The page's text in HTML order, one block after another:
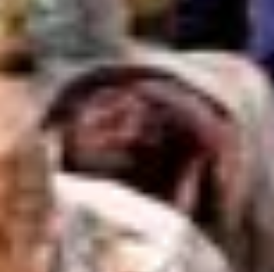
ოჯახურ განლაგებაში წარმოუდგენლად ძლიერი კავშირი
შეიმჩნევა ხოლმე დამნაშავეებსა და მსხვერპლებს
შორის განსაკუთრებით მსოფლიო ომების კონტექსტში.
იმ დროინდელი დანაშაულები ან ქმედებები ხშირად
დღევანდელობამდე გასაიდუმლოებულია ხოლმე.
მოძალადეები პირველ რიგში საკუთარი თავის და მათი
ოჯახების სოციალური ოსტრაციზმისგან დასაცავად
დუმდებიან ხოლმე. დაზარალებულები კი მათზე
გადამხდარ ამბების სირცხვილის გამო დუმდებიან.
ᲨᲔᲓᲔᲒᲔᲑᲘ ᲡᲘᲡᲢᲔᲛᲐᲨᲘ დაბრუნებული ჯარისკაცები
განსაკუთრებულ კავშირს გრძნობენ